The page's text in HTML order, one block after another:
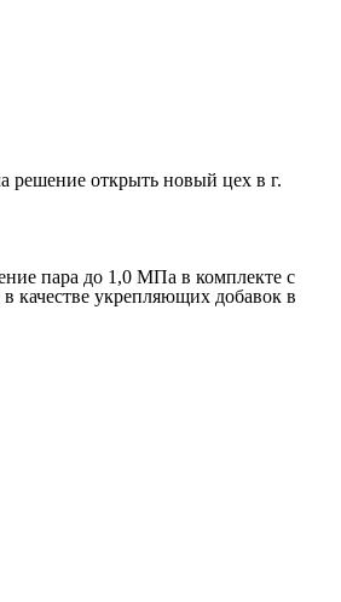
решение открыть новый цех в г.
пара до 1,0 МПа в комплекте с
качестве укрепляющих добавок в